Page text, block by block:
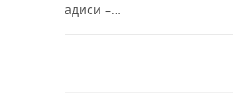
адиси –…